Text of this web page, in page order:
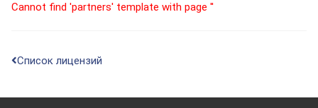
Cannot find 'partners' template with page ''
Список лицензий